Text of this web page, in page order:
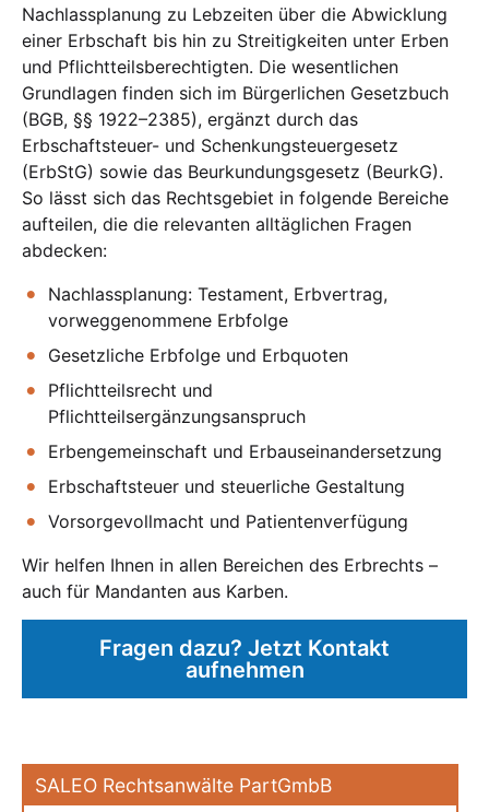
SALEO Rechtsanwälte PartGmbB
Nachlassplanung zu Lebzeiten über die Abwicklung
einer Erbschaft bis hin zu Streitigkeiten unter Erben
und Pflichtteilsberechtigten. Die wesentlichen
Grundlagen finden sich im Bürgerlichen Gesetzbuch
(BGB, §§ 1922–2385), ergänzt durch das
Erbschaftsteuer- und Schenkungsteuergesetz
(ErbStG) sowie das Beurkundungsgesetz (BeurkG).
So lässt sich das Rechtsgebiet in folgende Bereiche
aufteilen, die die relevanten alltäglichen Fragen
abdecken:
Nachlassplanung: Testament, Erbvertrag,
vorweggenommene Erbfolge
Gesetzliche Erbfolge und Erbquoten
Pflichtteilsrecht und
Pflichtteilsergänzungsanspruch
Erbengemeinschaft und Erbauseinandersetzung
Erbschaftsteuer und steuerliche Gestaltung
Vorsorgevollmacht und Patientenverfügung
Wir helfen Ihnen in allen Bereichen des Erbrechts –
auch für Mandanten aus Karben.
Fragen dazu? Jetzt Kontakt
aufnehmen